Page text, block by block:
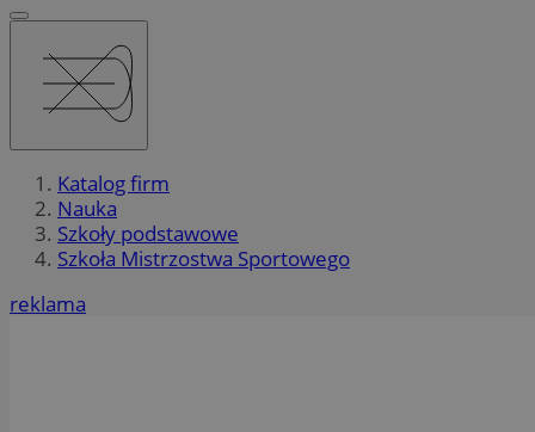
Katalog firm
Nauka
Szkoły podstawowe
Szkoła Mistrzostwa Sportowego
reklama